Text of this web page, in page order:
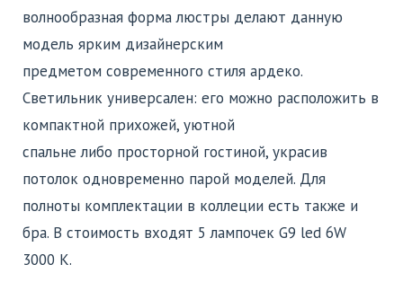
волнообразная форма люстры делают данную
модель ярким дизайнерским
предметом современного стиля ардеко.
Светильник универсален: его можно расположить в
компактной прихожей, уютной
спальне либо просторной гостиной, украсив
потолок одновременно парой моделей. Для
полноты комплектации в коллеции есть также и
бра. В стоимость входят 5 лампочек G9 led 6W
3000 K.